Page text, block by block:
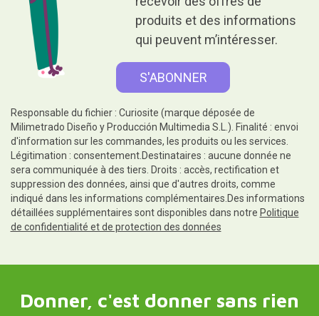
produits et des informations
qui peuvent m’intéresser.
Responsable du fichier : Curiosite (marque déposée de
Milimetrado Diseño y Producción Multimedia S.L.). Finalité : envoi
d'information sur les commandes, les produits ou les services.
Légitimation : consentement.Destinataires : aucune donnée ne
sera communiquée à des tiers. Droits : accès, rectification et
suppression des données, ainsi que d'autres droits, comme
indiqué dans les informations complémentaires.Des informations
détaillées supplémentaires sont disponibles dans notre Politique
de confidentialité et de protection des données
Donner, c'est donner sans rien